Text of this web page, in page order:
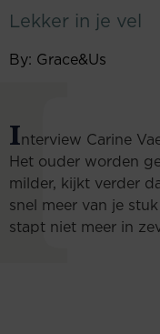
Lekker in je vel
By: Grace&Us
Interview Carine
Het ouder worden
milder, kijkt verder
snel meer van je
stapt niet meer in